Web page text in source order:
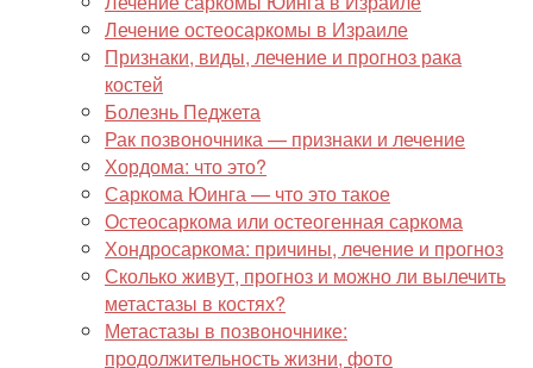
Лечение остеосаркомы в Израиле
Признаки, виды, лечение и прогноз рака
костей
Болезнь Педжета
Рак позвоночника — признаки и лечение
Хордома: что это?
Саркома Юинга — что это такое
Остеосаркома или остеогенная саркома
Хондросаркома: причины, лечение и прогноз
Сколько живут, прогноз и можно ли вылечить
метастазы в костях?
Метастазы в позвоночнике:
продолжительность жизни, фото